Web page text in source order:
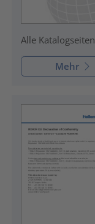
Alle Katalogseiten
Mehr